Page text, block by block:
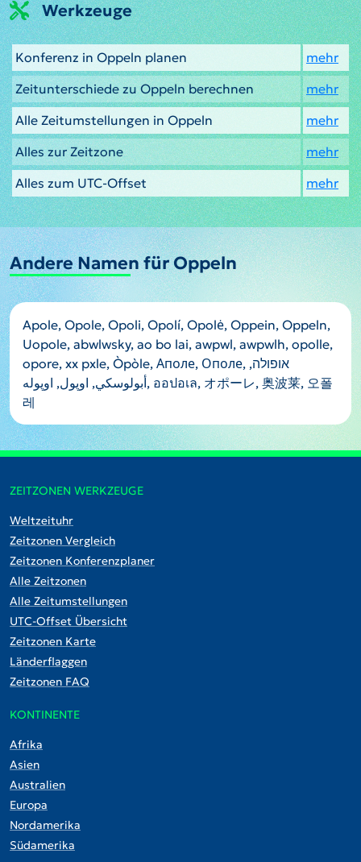
Werkzeuge
Konferenz in Oppeln planen
mehr
Zeitunterschiede zu Oppeln berechnen
mehr
Alle Zeitumstellungen in Oppeln
mehr
Alles zur Zeitzone
mehr
Alles zum UTC-Offset
mehr
Andere Namen für Oppeln
Apole, Opole, Opoli, Opolí, Opolė, Oppein, Oppeln,
Uopole, abwlwsky, ao bo lai, awpwl, awpwlh, opolle,
opore, xx pxle, Òpòle, Аполе, Ополе, אופולה,
أبولوسكي, اوپول, اوپوله, ออปอเล, オポーレ, 奥波莱, 오폴
레
ZEITZONEN WERKZEUGE
Weltzeituhr
Zeitzonen Vergleich
Zeitzonen Konferenzplaner
Alle Zeitzonen
Alle Zeitumstellungen
UTC-Offset Übersicht
Zeitzonen Karte
Länderflaggen
Zeitzonen FAQ
KONTINENTE
Afrika
Asien
Australien
Europa
Nordamerika
Südamerika